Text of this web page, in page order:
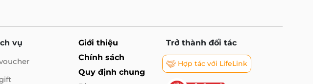
vụ
Giới thiệu
Chính sách
Quy định chung
Trở thành đối tác
Hợp tác với LifeLink